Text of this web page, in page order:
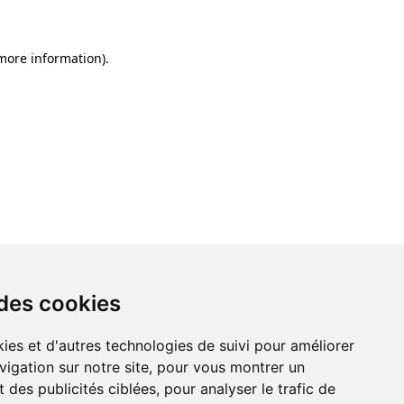
cookies
et d'autres technologies de suivi pour améliorer
sur notre site, pour vous montrer un
des publicités ciblées, pour analyser le trafic de
information).